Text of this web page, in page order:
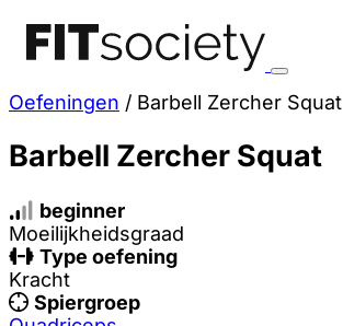
Oefeningen / Barbell Zercher Squat
Barbell Zercher Squat
beginner
Moeilijkheidsgraad
Type oefening
Kracht
Spiergroep